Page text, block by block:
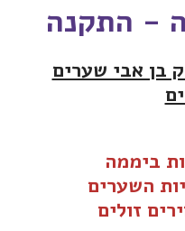
- התקנה
בן אבי שערים
השערים
זולים